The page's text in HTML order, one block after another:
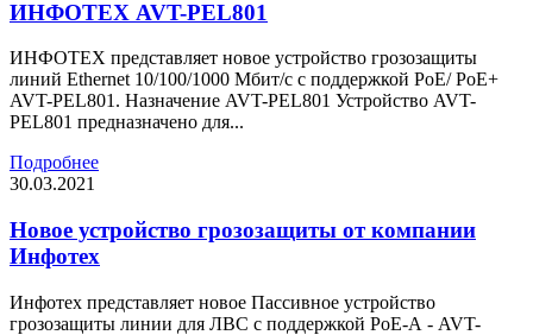
ИНФОТЕХ AVT-PEL801
ИНФОТЕХ представляет новое устройство грозозащиты
линий Ethernet 10/100/1000 Mбит/с с поддержкой РоЕ/ PoE+
AVT-PEL801. Назначение AVT-PEL801 Устройство AVT-
PEL801 предназначено для...
Подробнее
30.03.2021
Новое устройство грозозащиты от компании
Инфотех
Инфотех представляет новое Пассивное устройство
грозозащиты линии для ЛВС с поддержкой РоЕ-А - AVT-